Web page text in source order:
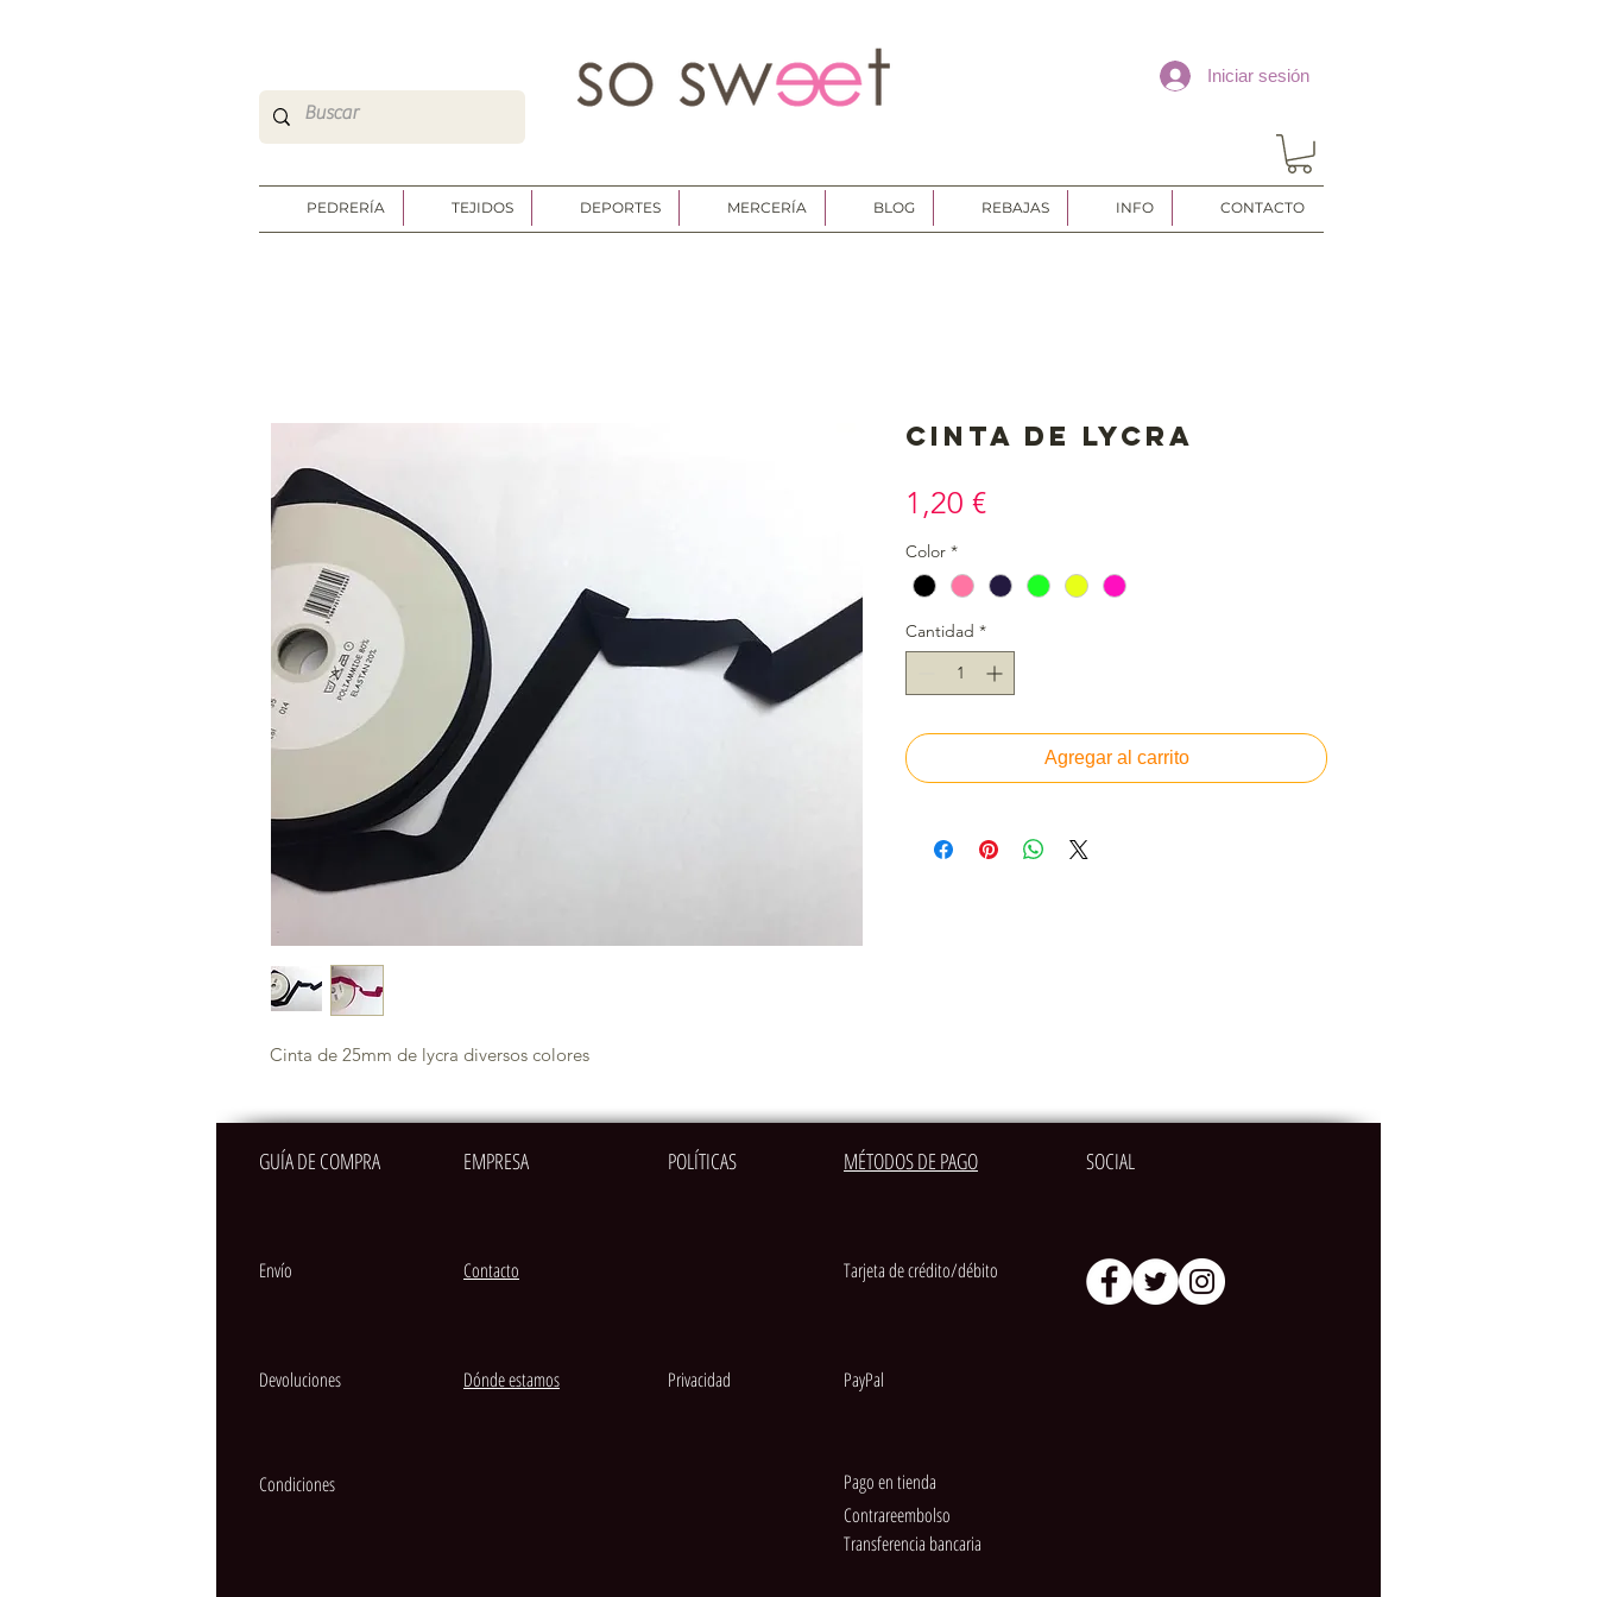
So Sweet Complementos Shop Online
http://www.sosweetshoponline.com
Iniciar sesión
PEDRERÍA TEJIDOS DEPORTES MERCERÍA BLOG REBAJAS INFO CONTACTO
Cinta de 25mm de lycra diversos colores
Cinta de lycra
1,20 €Precio
Color *
Cantidad *
Agregar al carrito
GUÍA DE COMPRA EMPRESA POLÍTICAS MÉTODOS DE PAGO SOCIAL
Envío
Devoluciones
Condiciones
Contacto
Dónde estamos
Tarjeta de crédito/débito
Privacidad PayPal
Pago en tienda
Contrareembolso
Transferencia bancaria